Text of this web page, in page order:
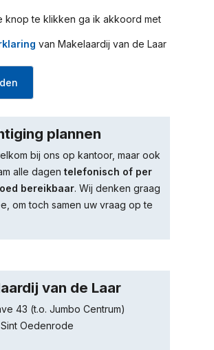
knop te klikken ga ik akkoord met
van Makelaardij van de Laar
plannen
bij ons op kantoor, maar ook
alle dagen telefonisch of per
bereikbaar. Wij denken graag
om toch samen uw vraag op te
van de Laar
43 (t.o. Jumbo Centrum)
Oedenrode